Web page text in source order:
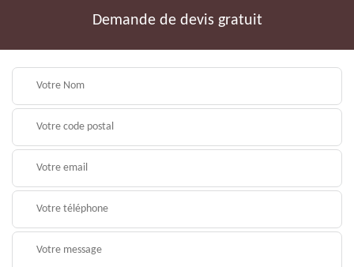
Demande de devis gratuit